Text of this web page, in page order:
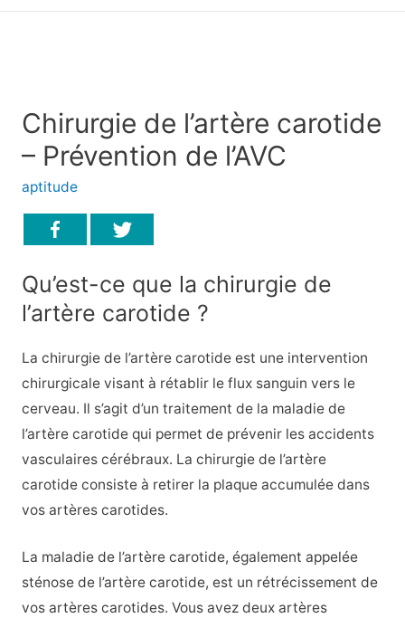
Chirurgie de l’artère carotide
– Prévention de l’AVC
aptitude
Qu’est-ce que la chirurgie de
l’artère carotide ?
La chirurgie de l’artère carotide est une intervention
chirurgicale visant à rétablir le flux sanguin vers le
cerveau. Il s’agit d’un traitement de la maladie de
l’artère carotide qui permet de prévenir les accidents
vasculaires cérébraux. La chirurgie de l’artère
carotide consiste à retirer la plaque accumulée dans
vos artères carotides.
La maladie de l’artère carotide, également appelée
sténose de l’artère carotide, est un rétrécissement de
vos artères carotides. Vous avez deux artères